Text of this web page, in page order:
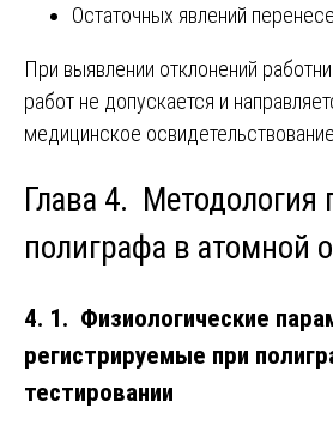
Остаточных явлений
При выявлении отклонений
работ не допускается и
медицинское освидетельствование.
Глава 4. Методология
полиграфа в атомной
4. 1. Физиологические
регистрируемые при
тестировании